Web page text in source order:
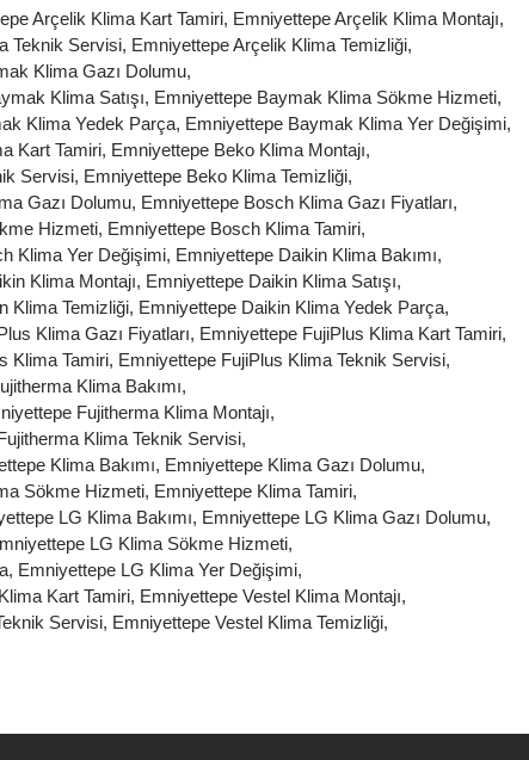
Arçelik Klima Kart Tamiri, Emniyettepe Arçelik Klima Montajı,
Teknik Servisi, Emniyettepe Arçelik Klima Temizliği,
Klima Gazı Dolumu,
Klima Satışı, Emniyettepe Baymak Klima Sökme Hizmeti,
Klima Yedek Parça, Emniyettepe Baymak Klima Yer Değişimi,
Kart Tamiri, Emniyettepe Beko Klima Montajı,
Servisi, Emniyettepe Beko Klima Temizliği,
Gazı Dolumu, Emniyettepe Bosch Klima Gazı Fiyatları,
Hizmeti, Emniyettepe Bosch Klima Tamiri,
Klima Yer Değişimi, Emniyettepe Daikin Klima Bakımı,
Klima Montajı, Emniyettepe Daikin Klima Satışı,
Klima Temizliği, Emniyettepe Daikin Klima Yedek Parça,
Klima Gazı Fiyatları, Emniyettepe FujiPlus Klima Kart Tamiri,
Klima Tamiri, Emniyettepe FujiPlus Klima Teknik Servisi,
Klima Bakımı,
Fujitherma Klima Montajı,
Klima Teknik Servisi,
Klima Bakımı, Emniyettepe Klima Gazı Dolumu,
Sökme Hizmeti, Emniyettepe Klima Tamiri,
LG Klima Bakımı, Emniyettepe LG Klima Gazı Dolumu,
LG Klima Sökme Hizmeti,
, Emniyettepe LG Klima Yer Değişimi,
Kart Tamiri, Emniyettepe Vestel Klima Montajı,
Servisi, Emniyettepe Vestel Klima Temizliği,